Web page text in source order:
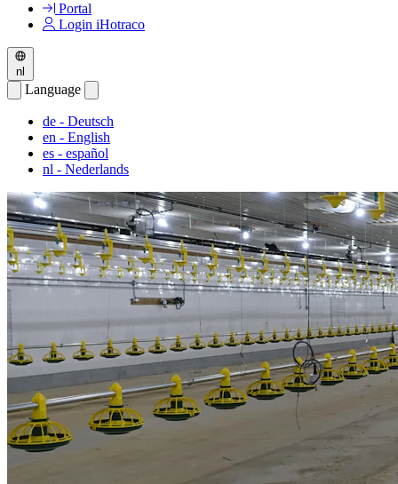
Portal
Login iHotraco
nl
Language
de - Deutsch
en - English
es - español
nl - Nederlands